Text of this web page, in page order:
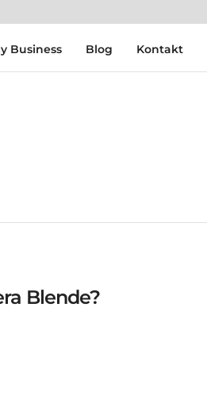
Business Blog Kontakt
Blende?